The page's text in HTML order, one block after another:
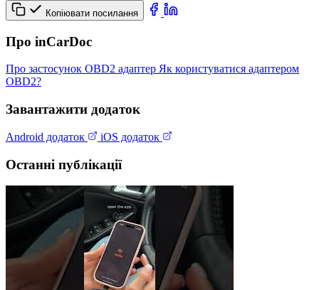
Копіювати посилання
Про inCarDoc
Про застосунок OBD2 адаптер Як користуватися адаптером
OBD2?
Завантажити додаток
Android додаток iOS додаток
Останні публікації